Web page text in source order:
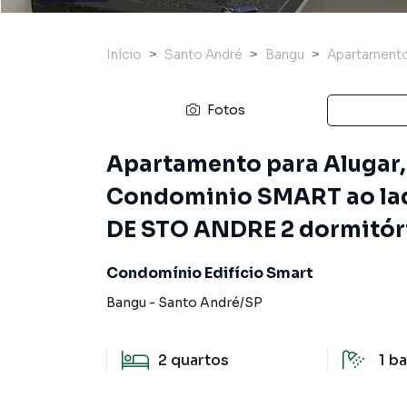
Início Santo André Bangu
Fotos
Apartamento para
Condominio SMART ao
DE STO ANDRE 2
Condomínio Edifício Smart
Bangu - Santo André/SP
2 quartos 1